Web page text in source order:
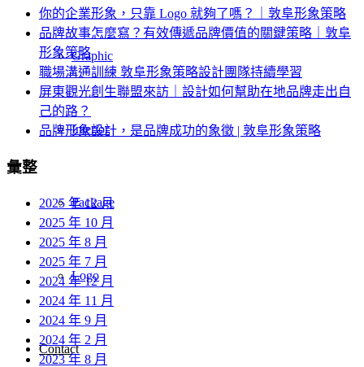
Graphic
Interior
Package
Logo
Contact
你的企業形象，只靠 Logo 就夠了嗎？｜敦阜形象策略
品牌故事怎麼寫？有效傳遞品牌價值的關鍵策略｜敦阜
形象策略
職場溝通訓練 敦阜形象策略設計團隊持續學習
屏東觀光創生聯盟來訪｜設計如何幫助在地品牌走出自
己的路？
品牌形象設計，是品牌成功的象徵 | 敦阜形象策略
彙整
2025 年 12 月
2025 年 10 月
2025 年 8 月
2025 年 7 月
2024 年 12 月
2024 年 11 月
2024 年 9 月
2024 年 2 月
2023 年 8 月